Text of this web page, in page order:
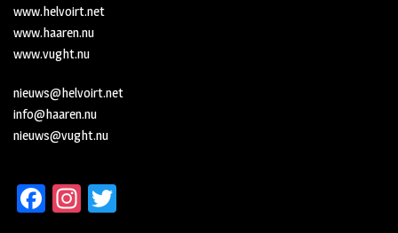
www.helvoirt.net
www.haaren.nu
www.vught.nu
nieuws@helvoirt.net
info@haaren.nu
nieuws@vught.nu
Fa In